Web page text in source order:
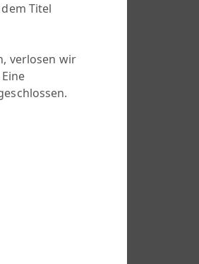
Titel
verlosen wir